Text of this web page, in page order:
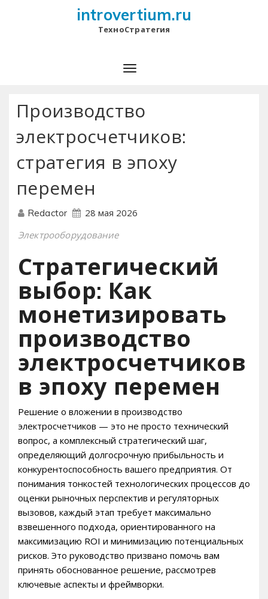
introvertium.ru
ТехноСтратегия
Производство
электросчетчиков:
стратегия в эпоху
перемен
Redactor 28 мая 2026
Электрооборудование
Стратегический
выбор: Как
монетизировать
производство
электросчетчиков
в эпоху перемен
Решение о вложении в производство
электросчетчиков — это не просто технический
вопрос, а комплексный стратегический шаг,
определяющий долгосрочную прибыльность и
конкурентоспособность вашего предприятия. От
понимания тонкостей технологических процессов до
оценки рыночных перспектив и регуляторных
вызовов, каждый этап требует максимально
взвешенного подхода, ориентированного на
максимизацию ROI и минимизацию потенциальных
рисков. Это руководство призвано помочь вам
принять обоснованное решение, рассмотрев
ключевые аспекты и фреймворки.